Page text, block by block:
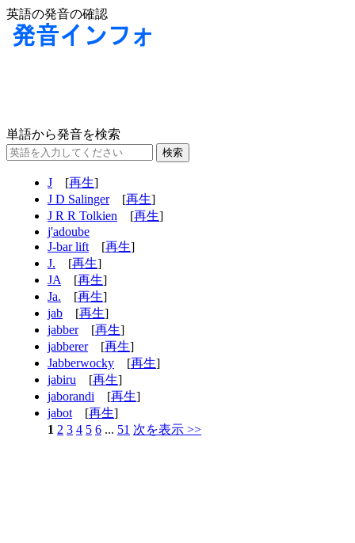
英語の発音の確認
単語から発音を検索
J [再生]
J D Salinger[再生]
J R R Tolkien [再生]
j'adoube
J-bar lift [再生]
J. [再生]
JA [再生]
Ja. [再生]
jab [再生]
jabber[再生]
jabberer[再生]
Jabberwocky [再生]
jabiru [再生]
jaborandi [再生]
jabot [再生]
1 2 3 4 5 6 ... 51 次を表示 >>